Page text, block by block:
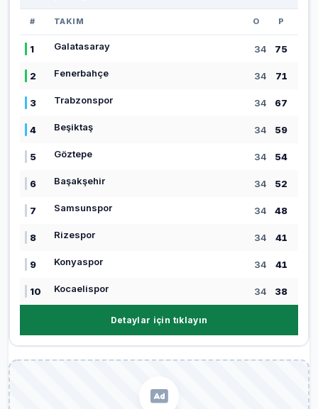
# TAKIM O P
1 Galatasaray 34 75
2 Fenerbahçe 34 71
3 Trabzonspor 34 67
4 Beşiktaş 34 59
5 Göztepe 34 54
6 Başakşehir 34 52
7 Samsunspor 34 48
8 Rizespor 34 41
9 Konyaspor 34 41
10 Kocaelispor 34 38
Detaylar için tıklayın